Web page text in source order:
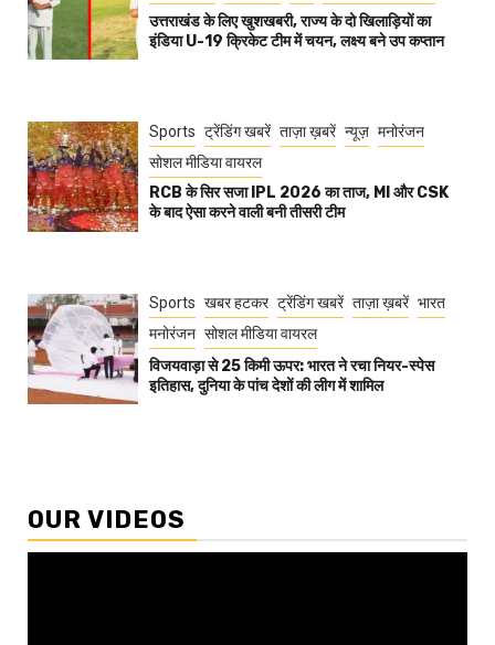
उत्तराखंड के लिए खुशखबरी, राज्य के दो खिलाड़ियों का
इंडिया U-19 क्रिकेट टीम में चयन, लक्ष्य बने उप कप्तान
Sports ट्रेंडिंग खबरें ताज़ा ख़बरें न्यूज़ मनोरंजन
सोशल मीडिया वायरल
RCB के सिर सजा IPL 2026 का ताज, MI और CSK
के बाद ऐसा करने वाली बनी तीसरी टीम
Sports खबर हटकर ट्रेंडिंग खबरें ताज़ा ख़बरें भारत
मनोरंजन सोशल मीडिया वायरल
विजयवाड़ा से 25 किमी ऊपर: भारत ने रचा नियर-स्पेस
इतिहास, दुनिया के पांच देशों की लीग में शामिल
OUR VIDEOS